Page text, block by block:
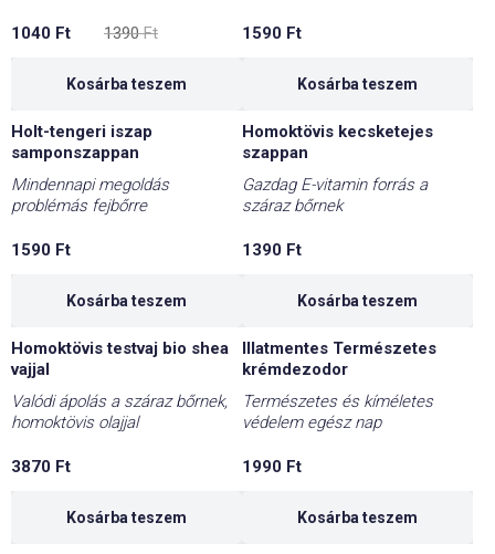
1390Ft
price
1040 Ft
price
Kosárba teszem
1590 Ft
Kosárba teszem
Holt-tengeri iszap
samponszappan
Mindennapi megoldás
problémás fejbőrre
1590 Ft
Kosárba teszem
Homoktövis kecsketejes
szappan
Gazdag E-vitamin forrás a
száraz bőrnek
1390 Ft
Kosárba teszem
Homoktövis testvaj bio shea
vajjal
Valódi ápolás a száraz bőrnek,
homoktövis olajjal
3870 Ft
Kosárba teszem
Illatmentes Természetes
krémdezodor
Természetes és kíméletes
védelem egész nap
1990 Ft
Kosárba teszem